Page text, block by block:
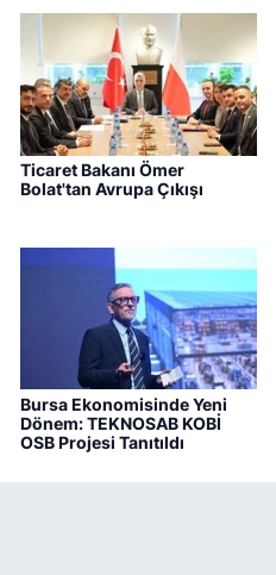
Ticaret Bakanı Ömer
Bolat'tan Avrupa Çıkışı
Bursa Ekonomisinde Yeni
Dönem: TEKNOSAB KOBİ
OSB Projesi Tanıtıldı